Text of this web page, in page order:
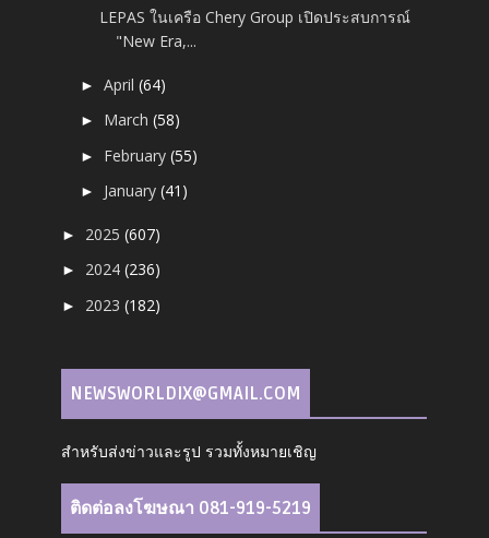
LEPAS ในเครือ Chery Group เปิดประสบการณ์
"New Era,...
►April(64)
► March(58)
► February(55)
► January(41)
► 2025(607)
► 2024(236)
► 2023(182)
NEWSWORLDIX@GMAIL.COM
สำหรับส่งข่าวและรูป รวมทั้งหมายเชิญ
ติดต่อลงโฆษณา 081-919-5219